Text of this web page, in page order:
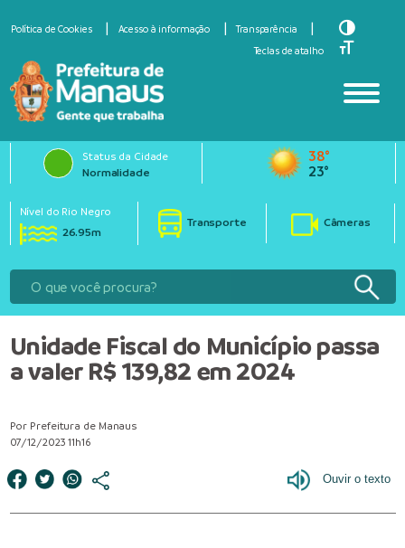
Política de Cookies Acesso à informação
Transparência
Teclas de atalho
Toggle
Toggle
Status da Cidade
Normalidade
38°
23°
Nível do Rio Negro
26.95m
Transporte Câmeras
Unidade Fiscal do Município passa
a valer R$ 139,82 em 2024
Por Prefeitura de Manaus
07/12/2023 11h16